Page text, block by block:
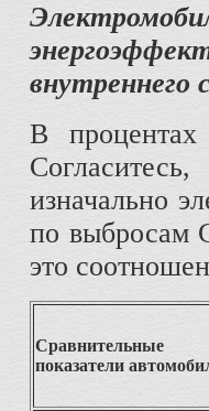
внутреннего
В
изначально
по выбросам
это
Сравнительные
показатели